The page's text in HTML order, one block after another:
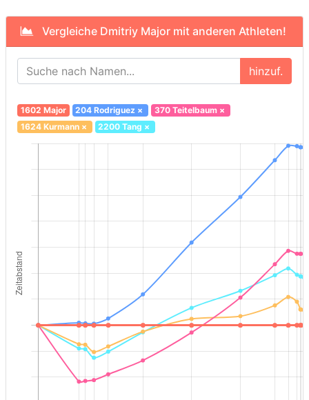
Vergleiche Dmitriy Major mit anderen Athleten!
hinzuf.
1602 Major 204 Rodriguez × 370 Teitelbaum×
1624 Kurmann× 2200 Tang ×